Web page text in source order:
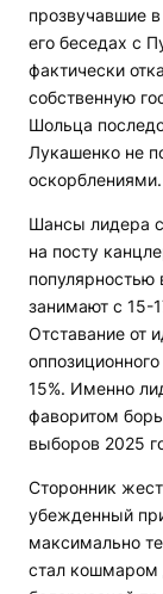
прозвучавшие
его беседах с
фактически
собственную
Шольца
Лукашенко не
оскорблениями.
Шансы лидера
на посту
занимают с 15-
Отставание от
15%. Именно
фаворитом
выборов 2025
Сторонник
убежденный
максимально
стал кошмаром